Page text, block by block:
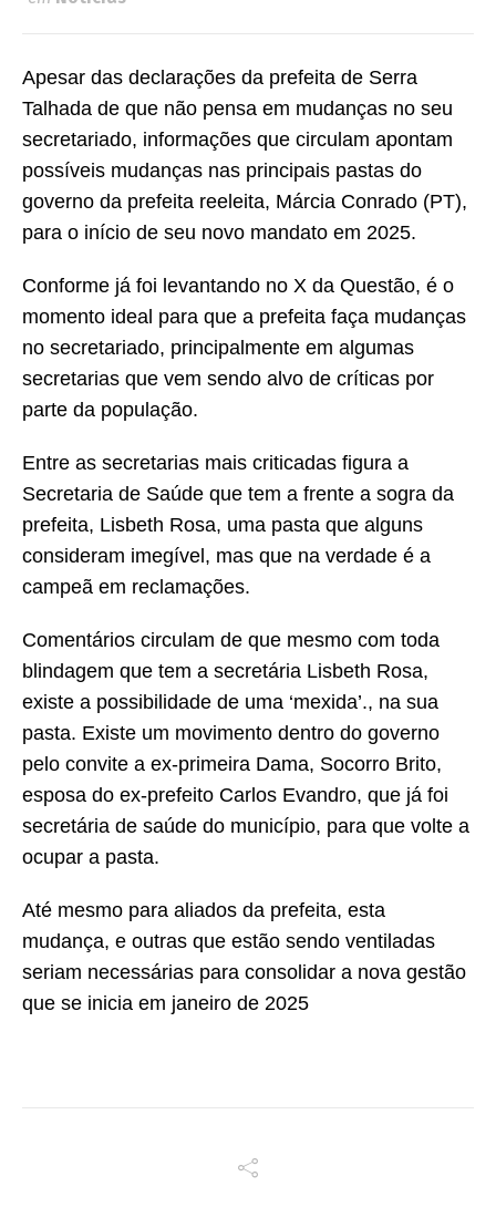
Apesar das declarações da prefeita de Serra
Talhada de que não pensa em mudanças no seu
secretariado, informações que circulam apontam
possíveis mudanças nas principais pastas do
governo da prefeita reeleita, Márcia Conrado (PT),
para o início de seu novo mandato em 2025.
Conforme já foi levantando no X da Questão, é o
momento ideal para que a prefeita faça mudanças
no secretariado, principalmente em algumas
secretarias que vem sendo alvo de críticas por
parte da população.
Entre as secretarias mais criticadas figura a
Secretaria de Saúde que tem a frente a sogra da
prefeita, Lisbeth Rosa, uma pasta que alguns
consideram imegível, mas que na verdade é a
campeã em reclamações.
Comentários circulam de que mesmo com toda
blindagem que tem a secretária Lisbeth Rosa,
existe a possibilidade de uma ‘mexida’., na sua
pasta. Existe um movimento dentro do governo
pelo convite a ex-primeira Dama, Socorro Brito,
esposa do ex-prefeito Carlos Evandro, que já foi
secretária de saúde do município, para que volte a
ocupar a pasta.
Até mesmo para aliados da prefeita, esta
mudança, e outras que estão sendo ventiladas
seriam necessárias para consolidar a nova gestão
que se inicia em janeiro de 2025